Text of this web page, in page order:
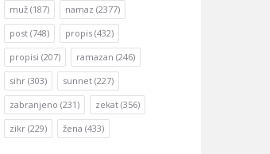
muž (187) namaz (2377)
post (748) propis (432)
propisi (207) ramazan (246)
sihr (303) sunnet (227)
zabranjeno (231) zekat (356)
zikr (229) žena (433)